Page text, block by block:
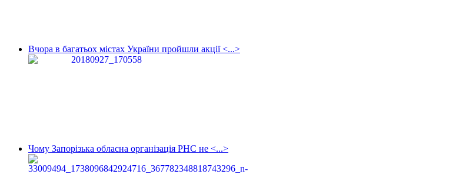
Вчора в багатьох містах України пройшли акції <...>
Чому Запорізька обласна організація РНС не <...>